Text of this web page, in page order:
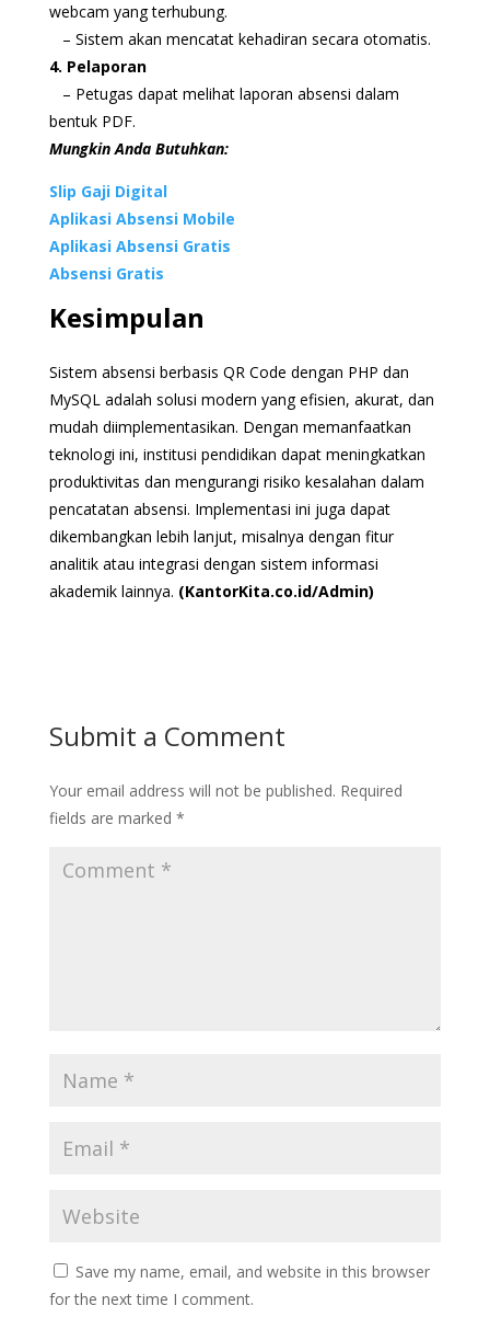
webcam yang terhubung.
– Sistem akan mencatat kehadiran secara otomatis.
4. Pelaporan
– Petugas dapat melihat laporan absensi dalam
bentuk PDF.
Mungkin Anda Butuhkan:
Slip Gaji Digital
Aplikasi Absensi Mobile
Aplikasi Absensi Gratis
Absensi Gratis
Kesimpulan
Sistem absensi berbasis QR Code dengan PHP dan
MySQL adalah solusi modern yang efisien, akurat, dan
mudah diimplementasikan. Dengan memanfaatkan
teknologi ini, institusi pendidikan dapat meningkatkan
produktivitas dan mengurangi risiko kesalahan dalam
pencatatan absensi. Implementasi ini juga dapat
dikembangkan lebih lanjut, misalnya dengan fitur
analitik atau integrasi dengan sistem informasi
akademik lainnya. (KantorKita.co.id/Admin)
Submit a Comment
Your email address will not be published. Required
fields are marked *
Save my name, email, and website in this browser
for the next time I comment.